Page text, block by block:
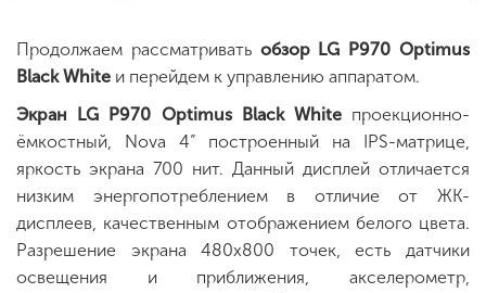
Продолжаем рассматривать обзор LG P970 Optimus
Black White и перейдем к управлению аппаратом.
Экран LG P970 Optimus Black Whiteпроекционно-
ёмкостный, Nova 4” построенный на IPS-матрице,
яркость экрана 700 нит. Данный дисплей отличается
низким энергопотреблением в отличие от ЖК-
дисплеев, качественным отображением белого цвета.
Разрешение экрана 480х800 точек, есть датчики
освещения и приближения, акселерометр,